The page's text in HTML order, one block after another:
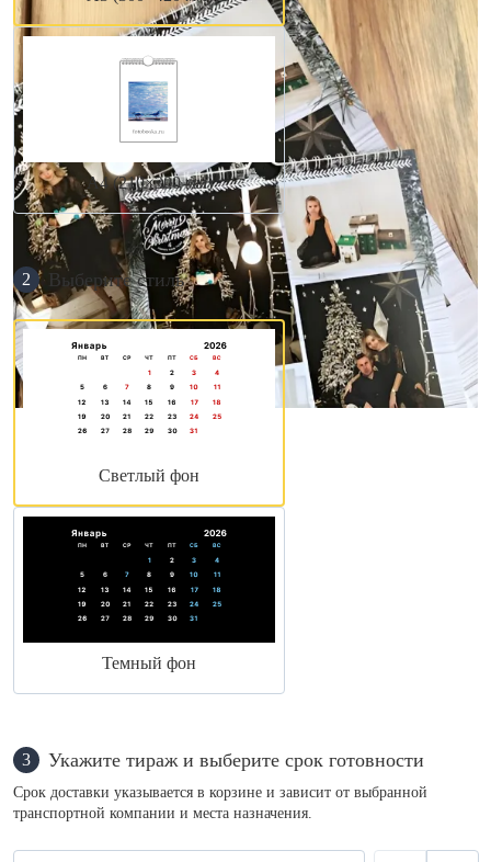
А4 (210×300 мм)
2 Выберите стиль
Светлый фон
Темный фон
3 Укажите тираж и выберите срок готовности
Срок доставки указывается в корзине и зависит от выбранной
транспортной компании и места назначения.